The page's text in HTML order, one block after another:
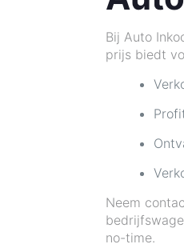
Bij Auto
prijs biedt
Neem
no-time.